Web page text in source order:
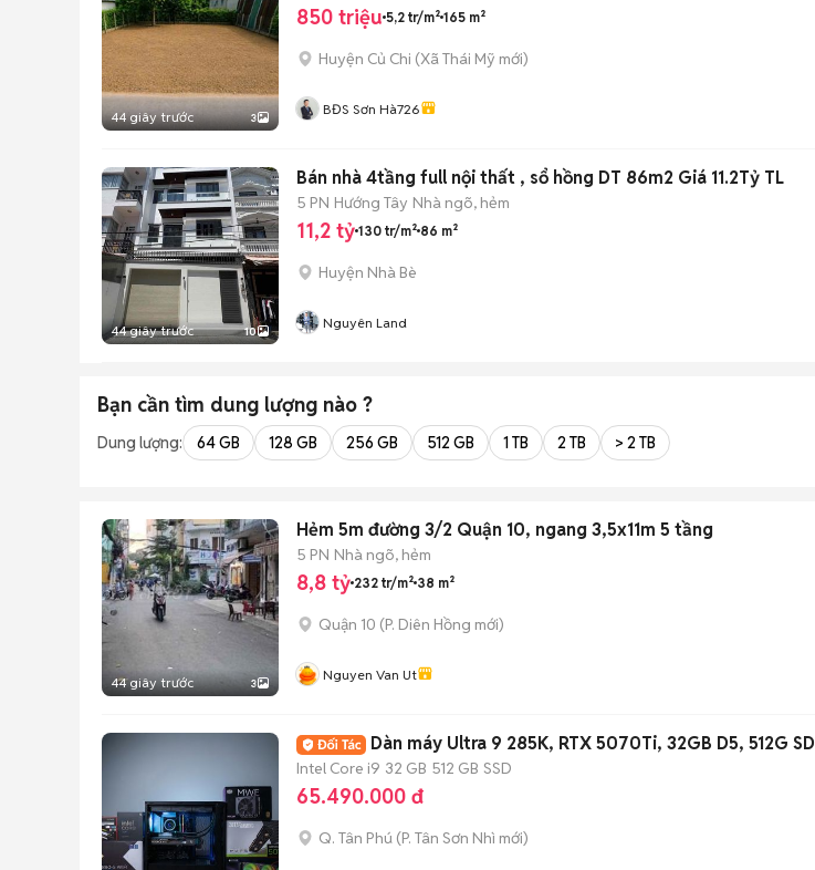
44 giây trước 3
850 triệu 5,2 tr/m² 165 m²
Huyện Củ Chi (Xã Thái Mỹ mới)
BĐS Sơn Hà726
44 giây trước 10
Bán nhà 4tầng full nội thất , sổ hồng DT 86m2 Giá 11.2Tỷ TL
5 PN Hướng Tây Nhà ngõ, hẻm
11,2 tỷ 130 tr/m² 86 m²
Huyện Nhà Bè
Nguyên Land
Bạn cần tìm dung lượng nào ?
Dung lượng: 64 GB 128 GB 256 GB 512 GB 1 TB 2 TB > 2 TB
44 giây trước 3
Hẻm 5m đường 3/2 Quận 10, ngang 3,5x11m 5 tầng
5 PN Nhà ngõ, hẻm
8,8 tỷ 232 tr/m² 38 m²
Quận 10 (P. Diên Hồng mới)
Nguyen Van Ut
Dàn máy Ultra 9 285K, RTX 5070Ti, 32GB D5, 512G SD
Intel Core i9 32 GB 512 GB SSD
65.490.000 đ
Q. Tân Phú (P. Tân Sơn Nhì mới)